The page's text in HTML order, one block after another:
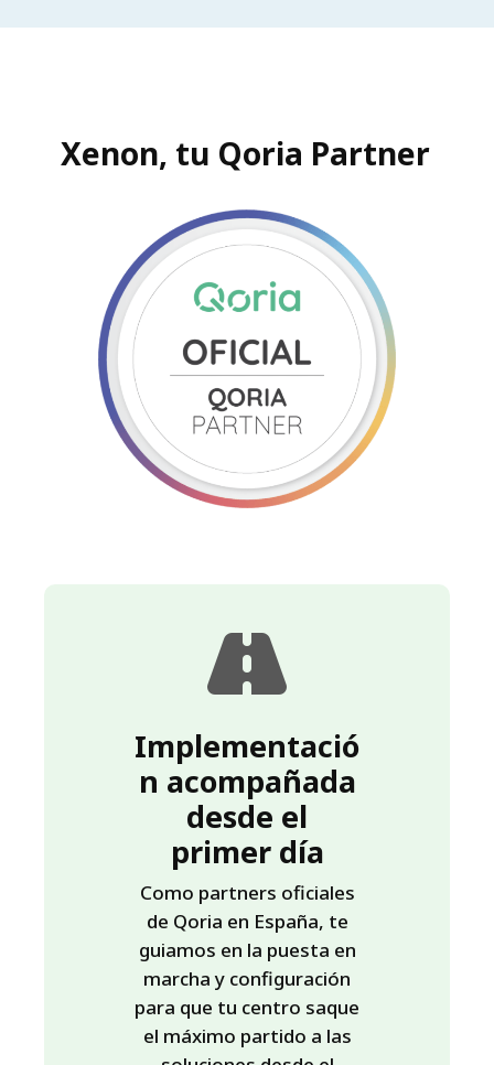
Xenon, tu Qoria Partner
Implementació
n acompañada
desde el
primer día
Como partners oficiales
de Qoria en España, te
guiamos en la puesta en
marcha y configuración
para que tu centro saque
el máximo partido a las